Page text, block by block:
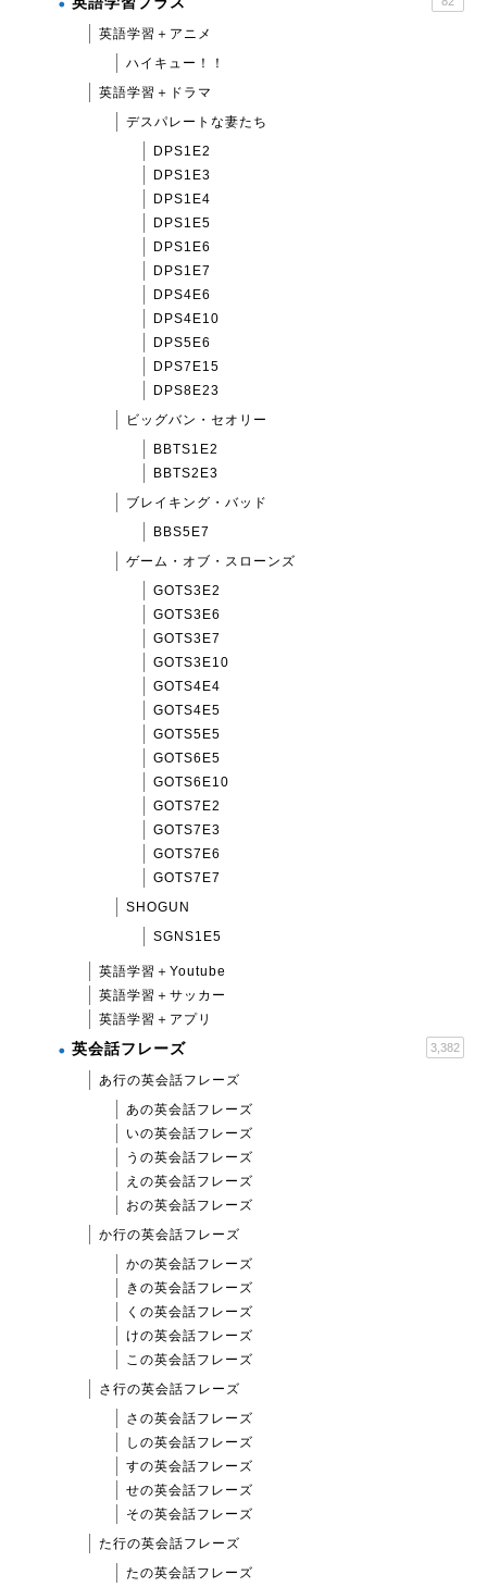
英語学習＋アニメ
ハイキュー！！
英語学習＋ドラマ
デスパレートな妻たち
DPS1E2
DPS1E3
DPS1E4
DPS1E5
DPS1E6
DPS1E7
DPS4E6
DPS4E10
DPS5E6
DPS7E15
DPS8E23
ビッグバン・セオリー
BBTS1E2
BBTS2E3
ブレイキング・バッド
BBS5E7
ゲーム・オブ・スローンズ
GOTS3E2
GOTS3E6
GOTS3E7
GOTS3E10
GOTS4E4
GOTS4E5
GOTS5E5
GOTS6E5
GOTS6E10
GOTS7E2
GOTS7E3
GOTS7E6
GOTS7E7
SHOGUN
SGNS1E5
英語学習＋Youtube
英語学習＋サッカー
英語学習＋アプリ
英会話フレーズ 3,382
あ行の英会話フレーズ
あの英会話フレーズ
いの英会話フレーズ
うの英会話フレーズ
えの英会話フレーズ
おの英会話フレーズ
か行の英会話フレーズ
かの英会話フレーズ
きの英会話フレーズ
くの英会話フレーズ
けの英会話フレーズ
この英会話フレーズ
さ行の英会話フレーズ
さの英会話フレーズ
しの英会話フレーズ
すの英会話フレーズ
せの英会話フレーズ
その英会話フレーズ
た行の英会話フレーズ
たの英会話フレーズ